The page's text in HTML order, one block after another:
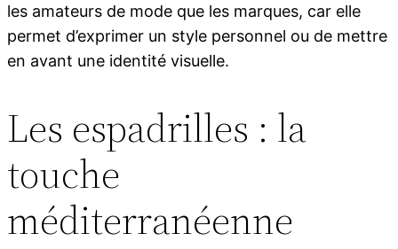
les amateurs de mode que les marques, car elle
permet d’exprimer un style personnel ou de mettre
en avant une identité visuelle.
Les espadrilles : la
touche
méditerranéenne